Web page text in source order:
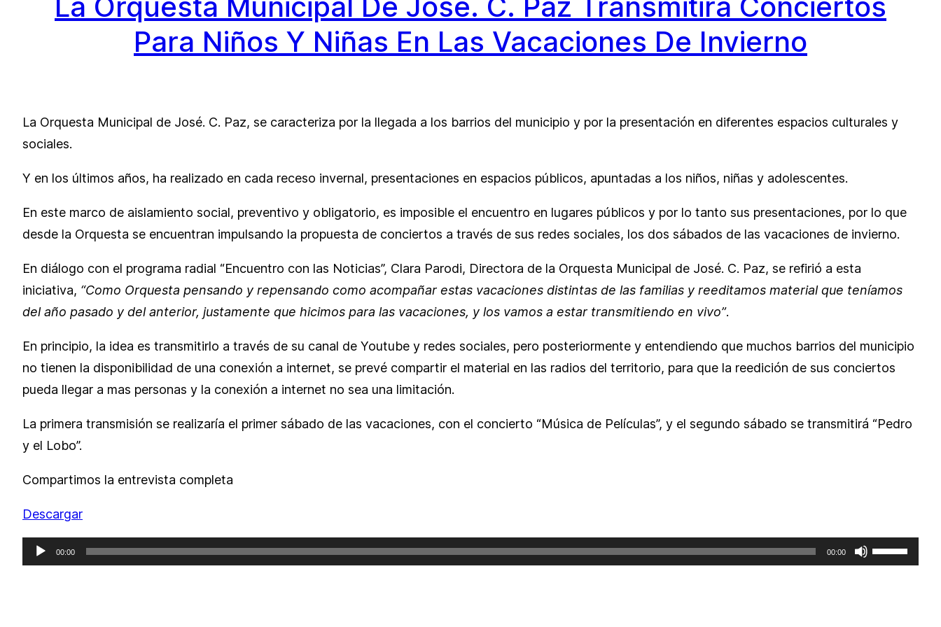
Para Niños Y Niñas En Las Vacaciones De Invierno
La Orquesta Municipal de José. C. Paz, se caracteriza por la llegada a los barrios del municipio y por la presentación en diferentes espacios culturales y
sociales.
Y en los últimos años, ha realizado en cada receso invernal, presentaciones en espacios públicos, apuntadas a los niños, niñas y adolescentes.
En este marco de aislamiento social, preventivo y obligatorio, es imposible el encuentro en lugares públicos y por lo tanto sus presentaciones, por lo que
desde la Orquesta se encuentran impulsando la propuesta de conciertos a través de sus redes sociales, los dos sábados de las vacaciones de invierno.
En diálogo con el programa radial “Encuentro con las Noticias”, Clara Parodi, Directora de la Orquesta Municipal de José. C. Paz, se refirió a esta
iniciativa, “Como Orquesta pensando y repensando como acompañar estas vacaciones distintas de las familias y reeditamos material que teníamos
del año pasado y del anterior, justamente que hicimos para las vacaciones, y los vamos a estar transmitiendo en vivo”.
En principio, la idea es transmitirlo a través de su canal de Youtube y redes sociales, pero posteriormente y entendiendo que muchos barrios del municipio
no tienen la disponibilidad de una conexión a internet, se prevé compartir el material en las radios del territorio, para que la reedición de sus conciertos
pueda llegar a mas personas y la conexión a internet no sea una limitación.
La primera transmisión se realizaría el primer sábado de las vacaciones, con el concierto “Música de Películas”, y el segundo sábado se transmitirá “Pedro
y el Lobo”.
Compartimos la entrevista completa
Descargar
Reproductor
de
00:00 00:00
Utiliza
las